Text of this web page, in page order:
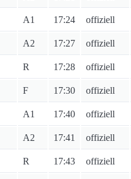
A1 17:24 offiziell
A2 17:27 offiziell
R 17:28 offiziell
F 17:30 offiziell
A1 17:40 offiziell
A2 17:41 offiziell
R 17:43 offiziell